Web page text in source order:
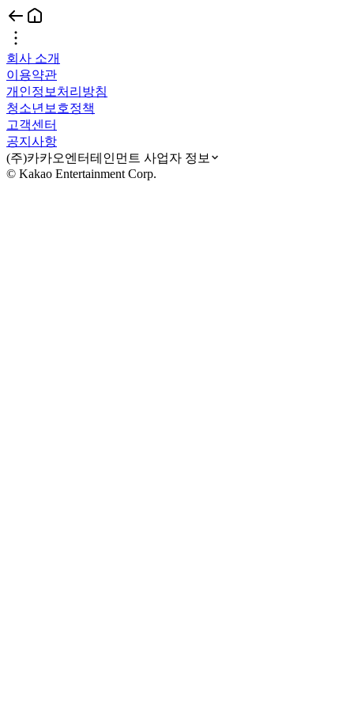
회사 소개
이용약관
개인정보처리방침
청소년보호정책
고객센터
공지사항
(주)카카오엔터테인먼트 사업자 정보
© Kakao Entertainment Corp.